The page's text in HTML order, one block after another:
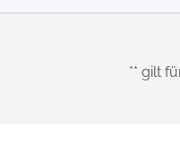
** gilt